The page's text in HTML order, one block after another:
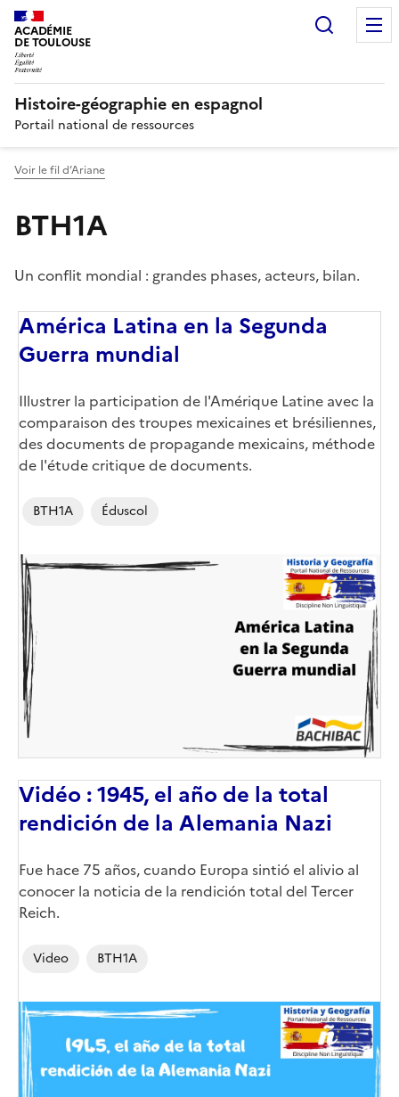
ACADÉMIE
DE TOULOUSE
Histoire-géographie en espagnol
Portail national de ressources
Voir le fil d’Ariane
BTH1A
Un conflit mondial : grandes phases, acteurs, bilan.
América Latina en la Segunda
Guerra mundial
Corps
Illustrer la participation de l'Amérique Latine avec la
comparaison des troupes mexicaines et brésiliennes,
des documents de propagande mexicains, méthode
de l'étude critique de documents.
BTH1A Éduscol
Image
de
couverture
(conseillée)
Vidéo : 1945, el año de la total
rendición de la Alemania Nazi
Corps
Fue hace 75 años, cuando Europa sintió el alivio al
conocer la noticia de la rendición total del Tercer
Reich.
Video BTH1A
Image
de
couverture
(conseillée)